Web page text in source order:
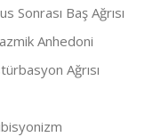
Sonrası Baş Ağrısı
Anhedoni
Ağrısı